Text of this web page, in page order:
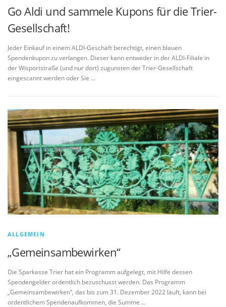
Go Aldi und sammele Kupons für die Trier-
Gesellschaft!
Jeder Einkauf in einem ALDI-Geschäft berechtigt, einen blauen
Spendenkupon zu verlangen. Dieser kann entweder in der ALDI-Filiale in
der Wisportstraße (und nur dort) zugunsten der Trier-Gesellschaft
eingescannt werden oder Sie …
ALLGEMEIN
„Gemeinsambewirken“
Die Sparkasse Trier hat ein Programm aufgelegt, mit Hilfe dessen
Spendengelder ordentlich bezuschusst werden. Das Programm
„Gemeinsambewirken“, das bis zum 31. Dezember 2022 läuft, kann bei
ordentlichem Spendenaufkommen, die Summe …